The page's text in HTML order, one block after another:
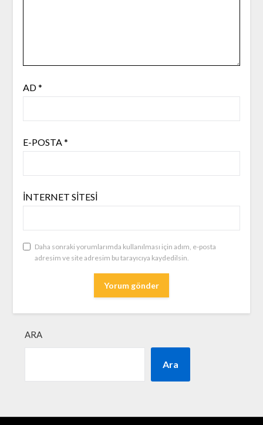
AD*
E-POSTA*
İNTERNET SITESI
Daha sonraki yorumlarımda kullanılması için adım, e-posta
adresim ve site adresim bu tarayıcıya kaydedilsin.
ARA
Ara